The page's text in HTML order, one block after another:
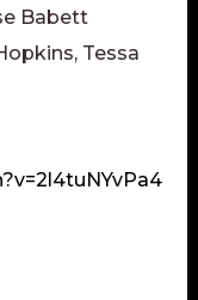
Babett
Tessa